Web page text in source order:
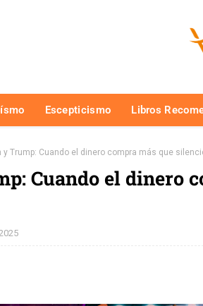
Escepticismo Libros
y Trump: Cuando el dinero compra más que
Cuando el dinero